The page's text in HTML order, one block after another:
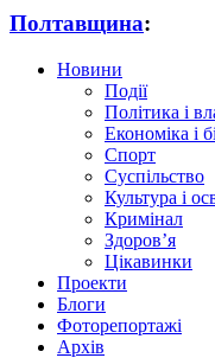
Полтавщина:
Новини
Події
Політика і
Економіка і
Спорт
Суспільство
Культура і
Кримінал
Здоров’я
Цікавинки
Проекти
Блоги
Фоторепортажі
Архів